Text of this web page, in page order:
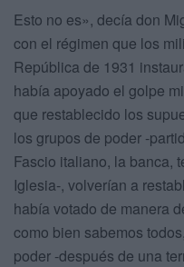
Esto no es», decía don
con el régimen que los
República de 1931
había apoyado el golpe
que restablecido los
los grupos de poder -
Fascio italiano, la banca,
Iglesia-, volverían a
había votado de manera
como bien sabemos
poder -después de una